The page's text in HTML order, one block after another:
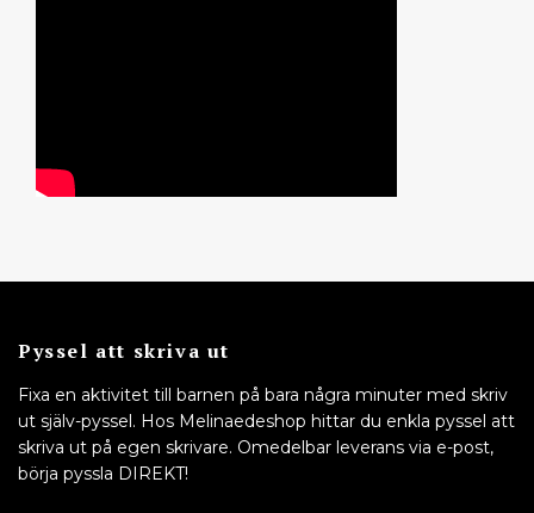
Pyssel att skriva ut
Fixa en aktivitet till barnen på bara några minuter med skriv
ut själv-pyssel. Hos Melinaedeshop hittar du enkla pyssel att
skriva ut på egen skrivare. Omedelbar leverans via e-post,
börja pyssla DIREKT!